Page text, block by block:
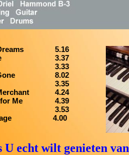
U echt wilt genieten
Dreams
Force
Cat
is Gone
Merchant
for Me
Voyage
5.16
3.37
3.33
8.02
3.35
4.24
4.39
4.00